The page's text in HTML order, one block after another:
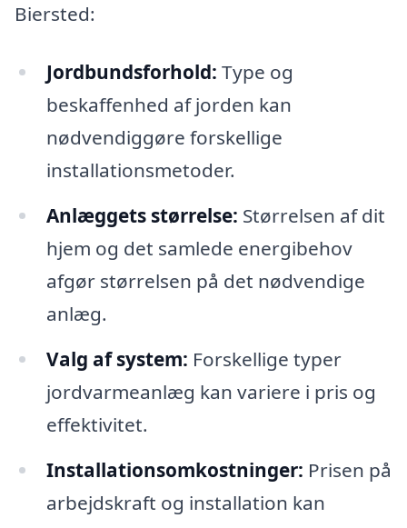
Biersted:
Jordbundsforhold: Type og
beskaffenhed af jorden kan
nødvendiggøre forskellige
installationsmetoder.
Anlæggets størrelse: Størrelsen af dit
hjem og det samlede energibehov
afgør størrelsen på det nødvendige
anlæg.
Valg af system: Forskellige typer
jordvarmeanlæg kan variere i pris og
effektivitet.
Installationsomkostninger: Prisen på
arbejdskraft og installation kan